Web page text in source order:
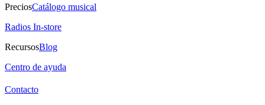
PreciosCatálogo musical
Radios In-store
RecursosBlog
Centro de ayuda
Contacto